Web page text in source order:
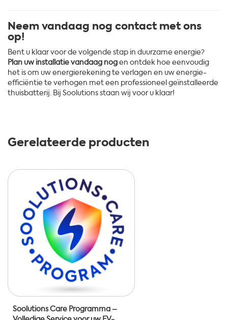
Neem vandaag nog contact met ons
op!
Bent u klaar voor de volgende stap in duurzame energie?
Plan uw installatie vandaag nogen ontdek hoe eenvoudig
het is om uw energierekening te verlagen en uw energie-
efficiëntie te verhogen met een professioneel geïnstalleerde
thuisbatterij. Bij Soolutions staan wij voor u klaar!
Gerelateerde producten
Soolutions Care Programma –